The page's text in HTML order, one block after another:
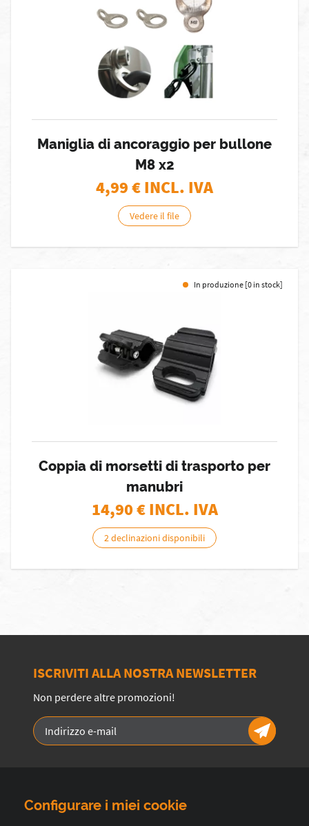
Maniglia di ancoraggio per bullone
M8 x2
4,99€ INCL. IVA
Vedere il file
In produzione [0 in stock]
Coppia di morsetti di trasporto per
manubri
14,90€ INCL. IVA
2 declinazioni disponibili
ISCRIVITI ALLA NOSTRA NEWSLETTER
Non perdere altre promozioni!
Configurare i miei cookie